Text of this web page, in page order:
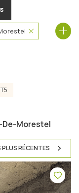
T5
De-Morestel
PLUS RÉCENTES